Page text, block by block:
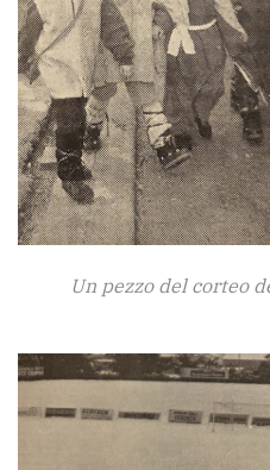
Un pezzo del corteo